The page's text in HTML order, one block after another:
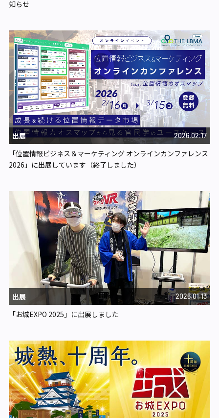
知らせ
出展 2026.02.17
「位置情報ビジネス＆マーケティング オンラインカンファレンス
2026」に出展しています（終了しました）
出展 2026.01.13
「お城EXPO 2025」に出展しました